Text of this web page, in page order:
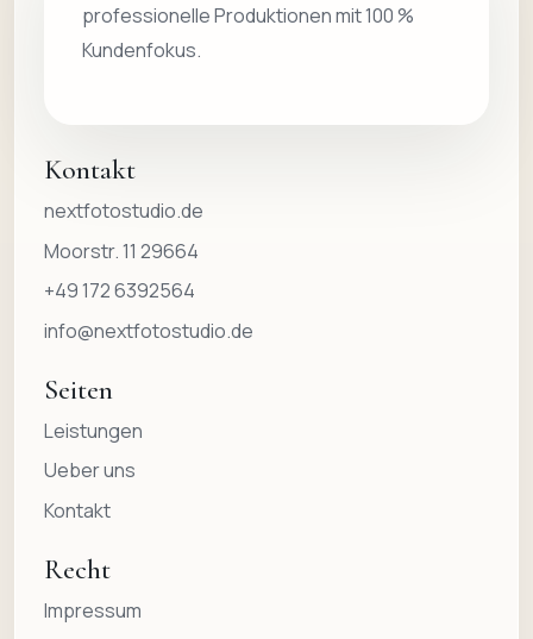
professionelle Produktionen mit 100 %
Kundenfokus.
Kontakt
nextfotostudio.de
Moorstr. 11 29664
+49 172 6392564
info@nextfotostudio.de
Seiten
Leistungen
Ueber uns
Kontakt
Recht
Impressum